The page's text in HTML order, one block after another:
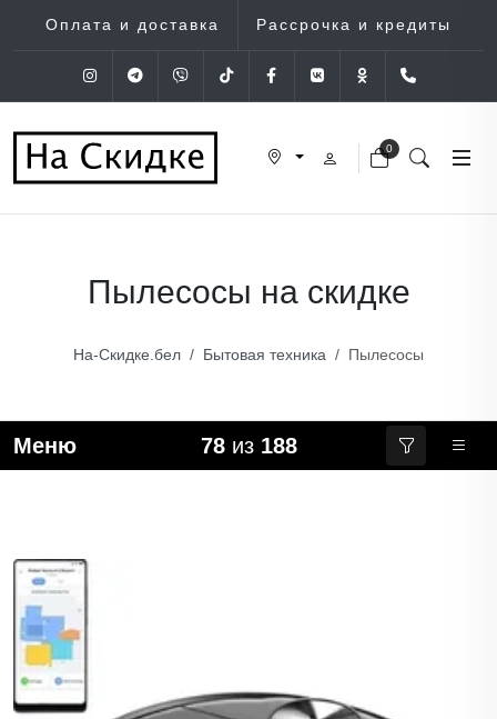
Оплата и доставка Рассрочка и кредиты
InstagramTelegram
Viber Tik-Tok Facebook
VK OK
0
Пылесосы на скидке
На-Скидке.бел Бытовая техника Пылесосы
Меню 78из 188